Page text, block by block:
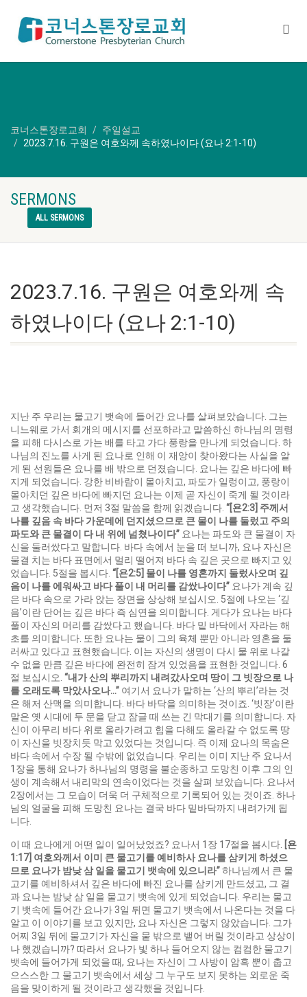
코너스톤장로교회
주일설교
2023.7.16. 구원은 여호와께 속하였나이다 (요나 2:1-10)
SERMONS
ALL SERMONS
2023.7.16. 구원은 여호와께 속
하였나이다 (요나 2:1-10)
지난 주 우리는 물고기 뱃속에 들어간 요나를 살펴보았습니다. 그는
니느웨로 가서 회개의 메시지를 선포하라고 말씀하신 하나님의 명령
을 피해 다시스로 가는 배를 타고 가다 풍랑을 만나게 되었습니다. 하
나님의 진노를 사게 된 요나로 인해 이 재앙이 찾아왔다는 사실을 알
게 된 선원들은 요나를 배 밖으로 던졌습니다. 요나는 깊은 바다에 빠
지게 되었습니다. 강한 비바람이 몰아치고, 파도가 일렁이고, 풍랑이
몰아치던 깊은 바다에 빠지던 요나는 이제 곧 자신이 죽게 될 것이라
고 생각했습니다. 먼저 3절 말씀을 함께 읽겠습니다. “[ 욘2:3] 주께서
나를 깊음 속 바다 가운데에 던지셨으므로 큰 물이 나를 둘렀고 주의
파도와 큰 물결이 다 내 위에 넘쳤나이다” 요나는 파도와 큰 물결이 자
신을 둘러쌌다고 말합니다. 바다 속에서 눈을 떠 보니까, 요나 자신은
물결 치는 바다 표면에서 멀리 떨어져 바다 속 깊은 곳으로 빠지고 있
었습니다. 5절을 봅시다. “[ 욘2:5] 물이 나를 영혼까지 둘렀사오며 깊
음이 나를 에워싸고 바다 풀이 내 머리를 감쌌나이다” 요나가 계속 깊
은 바다 속으로 가라 앉는 장면을 상상해 보십시오. 5절에 나오는 ‘깊
음’이란 단어는 깊은 바다 즉 심연을 의미합니다. 게다가 요나는 바다
풀이 자신의 머리를 감쌌다고 했습니다. 바다 밑 바닥에서 자라는 해
초를 의미합니다. 또한 요나는 물이 그의 육체 뿐만 아니라 영혼을 둘
러싸고 있다고 표현했습니다. 이는 자신의 생명이 다시 물 위로 나갈
수 없을 만큼 깊은 바다에 완전히 잠겨 있었음을 표현한 것입니다. 6
절 보십시오. “내가 산의 뿌리까지 내려갔사오며 땅이 그 빗장으로 나
를 오래도록 막았사오나…” 여기서 요나가 말하는 ‘산의 뿌리’라는 것
은 해저 산맥을 의미합니다. 바다 바닥을 의미하는 것이죠. ‘빗장’이란
말은 옛 시대에 두 문을 닫고 잠글 때 쓰는 긴 막대기를 의미합니다. 자
신이 아무리 바다 위로 올라가려고 힘을 다해도 올라갈 수 없도록 땅
이 자신을 빗장치듯 막고 있었다는 것입니다. 즉 이제 요나의 목숨은
바다 속에서 수장 될 수밖에 없었습니다. 우리는 이미 지난 주 요나서
1장을 통해 요나가 하나님의 명령을 불순종하고 도망친 이후 그의 인
생이 계속해서 내리막의 연속이었다는 것을 살펴 보았습니다. 요나서
2장에서는 그 모습이 더욱 더 구체적으로 기록되어 있는 것이죠. 하나
님의 얼굴을 피해 도망친 요나는 결국 바다 밑바닥까지 내려가게 됩
니다.
이 때 요나에게 어떤 일이 일어났었죠? 요나서 1장 17절을 봅시다.
욘
1:17] 여호와께서 이미 큰 물고기를 예비하사 요나를 삼키게 하셨으
므로 요나가 밤낮 삼 일을 물고기 뱃속에 있으니라”하나님께서 큰 물
고기를 예비하셔서 깊은 바다에 빠진 요나를 삼키게 만드셨고, 그 결
과 요나는 밤낮 삼 일을 물고기 뱃속에 있게 되었습니다. 우리는 물고
기 뱃속에 들어간 요나가 3일 뒤면 물고기 뱃속에서 나온다는 것을 다
알고 이 이야기를 보고 있지만, 요나 자신은 그렇지 않았습니다. 그가
어찌 3일 뒤에 물고기가 자신을 뭍 밖으로 뱉어 버릴 것이라고 상상이
나 했겠습니까? 따라서 요나가 빛 하나 들어오지 않는 컴컴한 물고기
뱃속에 들어가게 되었을 때, 요나는 자신이 그 사방이 암흑 뿐이 춥고
으스스한 그 물고기 뱃속에서 세상 그 누구도 보지 못하는 외로운 죽
음을 맞이하게 될 것이라고 생각했을 것입니다.